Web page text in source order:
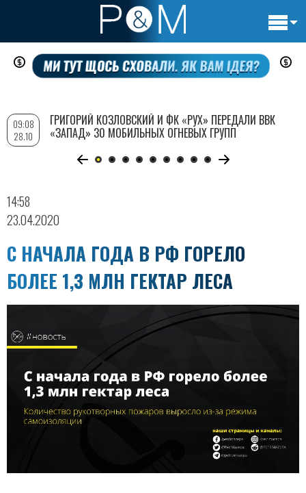
Перейти
содержанию
14:58
23.04.2020
С НАЧАЛА ГОДА В РФ ГОРЕЛО
БОЛЕЕ 1,3 МЛН ГЕКТАР ЛЕСА
09:08
28.10
ГРИГОРИЙ КОЗЛОВСКИЙ И ФК «РУХ» ПЕРЕДАЛИ ВВК
«ЗАПАД» 30 МОБИЛЬНЫХ ОГНЕВЫХ ГРУПП